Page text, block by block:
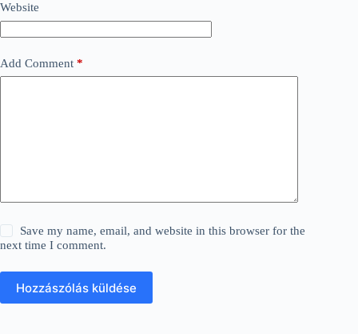
Website
Add Comment *
Save my name, email, and website in this browser for the
next time I comment.
Hozzászólás küldése